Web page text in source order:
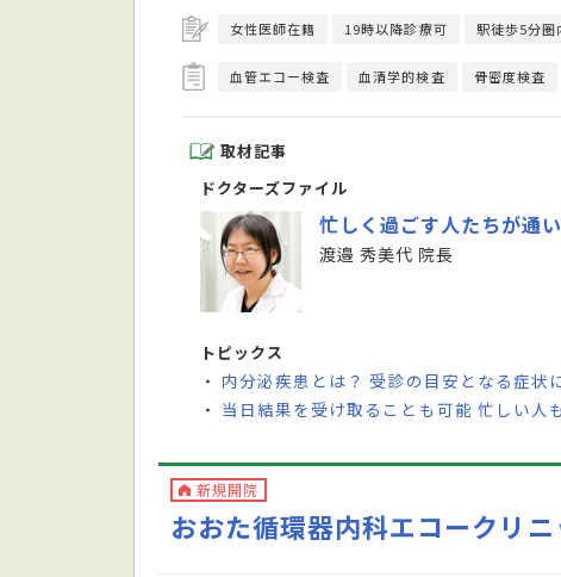
女性医師在籍 19時以降診療可 駅徒歩5分圏
血管エコー検査 血清学的検査 骨密度検査
取材記事
ドクターズファイル
忙しく過ごす人たちが通
渡邉 秀美代 院長
トピックス
・ 内分泌疾患とは？ 受診の目安となる症状
・ 当日結果を受け取ることも可能 忙しい人
新規開院
おおた循環器内科エコークリニ